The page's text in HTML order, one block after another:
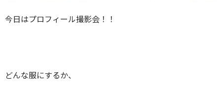
今日はプロフィール撮影会！！
どんな服にするか、